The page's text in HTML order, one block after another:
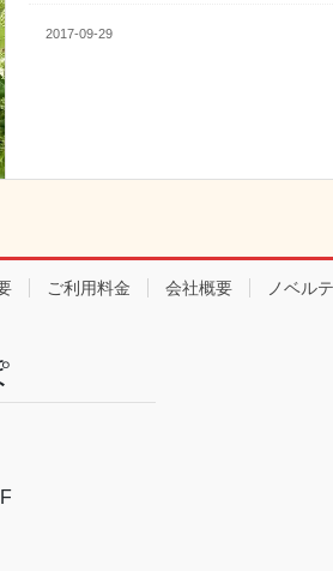
2017-09-29
ご利用料金 会社概要 ノベル